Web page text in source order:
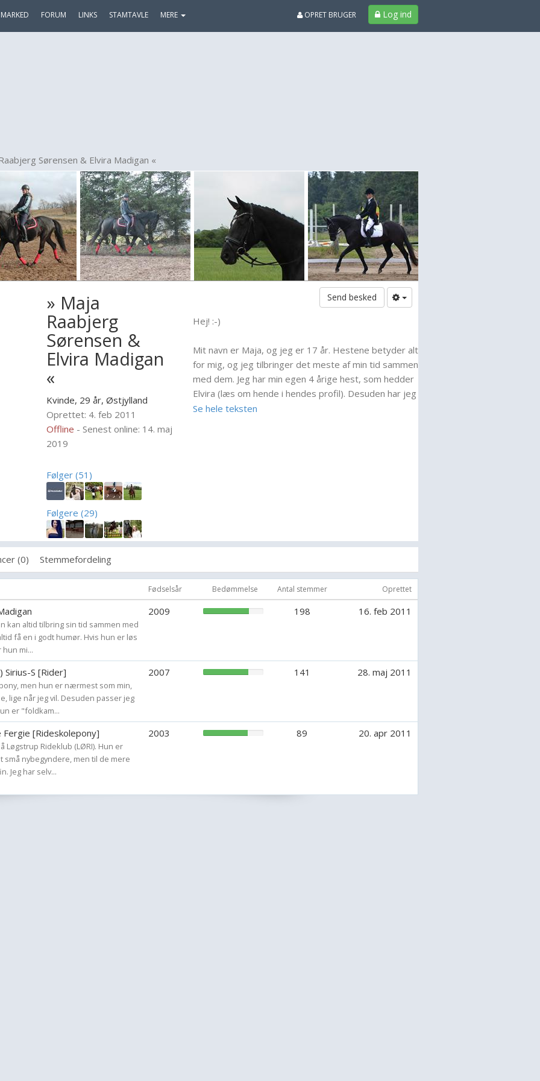
MARKED FORUM LINKS STAMTAVLE MERE Log ind
OPRET BRUGER
Sørensen & Elvira Madigan «
» Maja
Raabjerg
Sørensen &
Elvira Madigan
«
Kvinde, 29 år,Østjylland
Oprettet: 4. feb 2011
Offline - Senest online: 14. maj
2019
Følger (51)
Følgere (29)
Send besked
Hej! :-)
Mit navn er Maja, og jeg er 17 år. Hestene betyder alt
for mig, og jeg tilbringer det meste af min tid sammen
med dem. Jeg har min egen 4 årige hest, som hedder
Elvira (læs om hende i hendes profil). Desuden har jeg
redet og tilredet en masse heste for andre, men jeg
-giver selvfølgelig igen. ;-)
Se hele teksten
(0) Stemmefordeling
Fødselsår Bedømmelse Antal stemmer Oprettet
kan altid tilbring sin tid sammen med
få en i godt humør. Hvis hun er løs
mi...
2009 198 16. feb 2011
Sirius-S [Rider]
men hun er nærmest som min,
lige når jeg vil. Desuden passer jeg
er "foldkam...
2007 141 28. maj 2011
[Rideskolepony]
Løgstrup Rideklub (LØRI). Hun er
små nybegyndere, men til de mere
Jeg har selv...
2003 89 20. apr 2011